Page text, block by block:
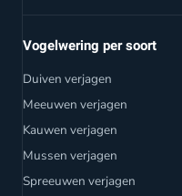
Vogelwering per soort
Duiven verjagen
Meeuwen verjagen
Kauwen verjagen
Mussen verjagen
Spreeuwen verjagen